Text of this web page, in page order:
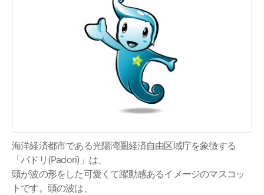
海洋経済都市である光陽湾圏経済自由区域庁を象徴する
「パドリ(Padori)」は、
頭が波の形をした可愛くて躍動感あるイメージのマスコッ
トです。頭の波は、